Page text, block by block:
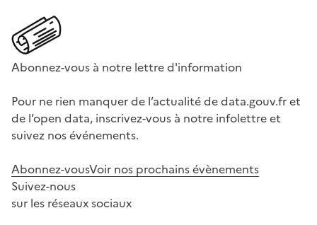
Abonnez-vous à notre lettre d'information
Pour ne rien manquer de l’actualité de data.gouv.fr et
de l’open data, inscrivez-vous à notre infolettre et
suivez nos événements.
Abonnez-vousVoir nos prochains évènements
Suivez-nous
sur les réseaux sociaux